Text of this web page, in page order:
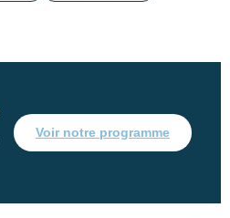
Voir notre programme